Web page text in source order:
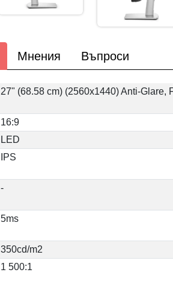
Мнения Въпроси
27" (68.58 cm) (2560x1440) Anti-Glare,
16:9
LED
IPS
-
5ms
350cd/m2
1 500:1